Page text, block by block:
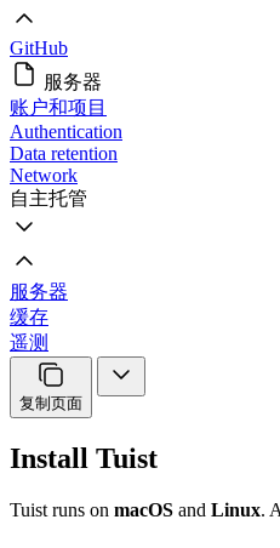
GitHub
服务器
账户和项目
Authentication
Data retention
Network
自主托管
服务器
缓存
遥测
复制页面
Install Tuist
Tuist runs on macOS and Linux.